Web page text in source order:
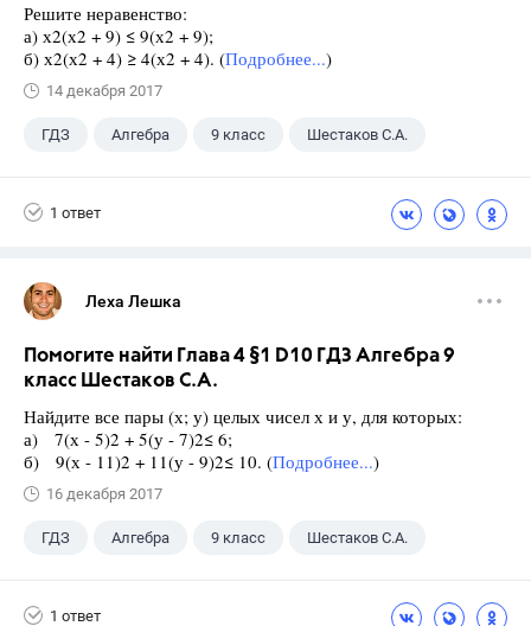
Решите неравенство:
а) х2(х2 + 9) ≤ 9(х2 + 9);
б) х2(х2 + 4) ≥ 4(х2 + 4). (Подробнее...)
14 декабря 2017
ГДЗ Алгебра 9 класс Шестаков С.А.
1 ответ
Леха Лешка
Помогите найти Глава 4 §1 D10 ГДЗ Алгебра 9
класс Шестаков С.А.
Найдите все пары (х; у) целых чисел х и у, для которых:
а) 7(х - 5)2 + 5(у - 7)2≤ 6;
б) 9(х - 11)2 + 11(у - 9)2≤ 10. (Подробнее...)
16 декабря 2017
ГДЗ Алгебра 9 класс Шестаков С.А.
1 ответ